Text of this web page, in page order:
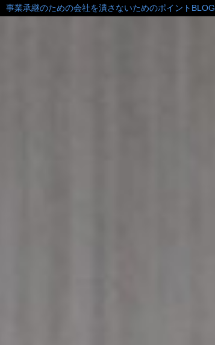
事業承継のための会社を潰さないためのポイントBLOG